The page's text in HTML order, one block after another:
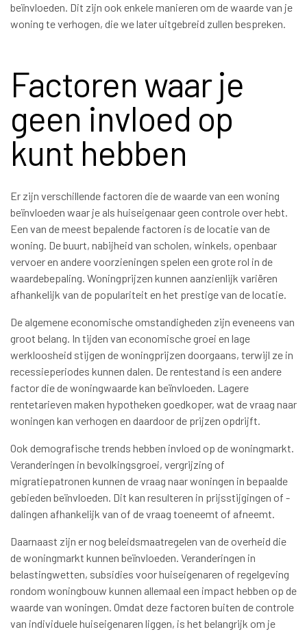
beïnvloeden. Dit zijn ook enkele manieren om de waarde van je
woning te verhogen, die we later uitgebreid zullen bespreken.
Factoren waar je
geen invloed op
kunt hebben
Er zijn verschillende factoren die de waarde van een woning
beïnvloeden waar je als huiseigenaar geen controle over hebt.
Een van de meest bepalende factoren is de locatie van de
woning. De buurt, nabijheid van scholen, winkels, openbaar
vervoer en andere voorzieningen spelen een grote rol in de
waardebepaling. Woningprijzen kunnen aanzienlijk variëren
afhankelijk van de populariteit en het prestige van de locatie.
De algemene economische omstandigheden zijn eveneens van
groot belang. In tijden van economische groei en lage
werkloosheid stijgen de woningprijzen doorgaans, terwijl ze in
recessieperiodes kunnen dalen. De rentestand is een andere
factor die de woningwaarde kan beïnvloeden. Lagere
rentetarieven maken hypotheken goedkoper, wat de vraag naar
woningen kan verhogen en daardoor de prijzen opdrijft.
Ook demografische trends hebben invloed op de woningmarkt.
Veranderingen in bevolkingsgroei, vergrijzing of
migratiepatronen kunnen de vraag naar woningen in bepaalde
gebieden beïnvloeden. Dit kan resulteren in prijsstijgingen of -
dalingen afhankelijk van of de vraag toeneemt of afneemt.
Daarnaast zijn er nog beleidsmaatregelen van de overheid die
de woningmarkt kunnen beïnvloeden. Veranderingen in
belastingwetten, subsidies voor huiseigenaren of regelgeving
rondom woningbouw kunnen allemaal een impact hebben op de
waarde van woningen. Omdat deze factoren buiten de controle
van individuele huiseigenaren liggen, is het belangrijk om je